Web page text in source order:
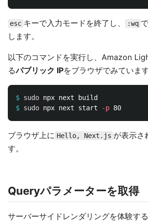
esc キーで入力モードを終了し、 :wq
します。
以下のコマンドを実行し、Amazon
るパブリック IPをブラウザでみています
$ sudo
$ sudo npx next start -p
ブラウザ上に Hello, Next.js が表示さ
す。
Queryパラメーターを取得
サーバーサイドレンダリングを体験す